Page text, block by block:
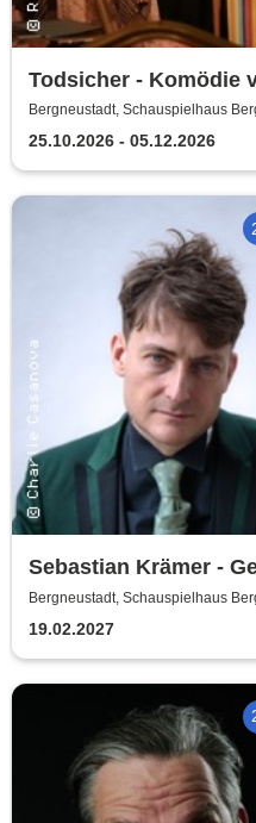
Todsicher - Komödie
mit Rita Winter
Bergneustadt, Schauspielhaus
25.10.2026 - 05.12.2026
Sebastian Krämer -
auf der Falltür
Bergneustadt, Schauspielhaus
19.02.2027